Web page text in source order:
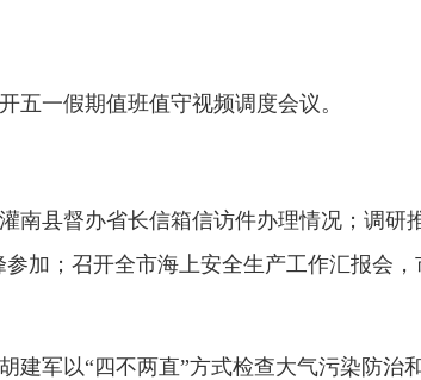
五一假期值班值守视频调度会议。
南县督办省长信箱信访件办理情况；调研
加；召开全市海上安全生产工作汇报会
建军以“四不两直”方式检查大气污染防治